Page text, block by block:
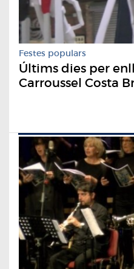
Festes populars
Últims dies per
Carroussel Costa